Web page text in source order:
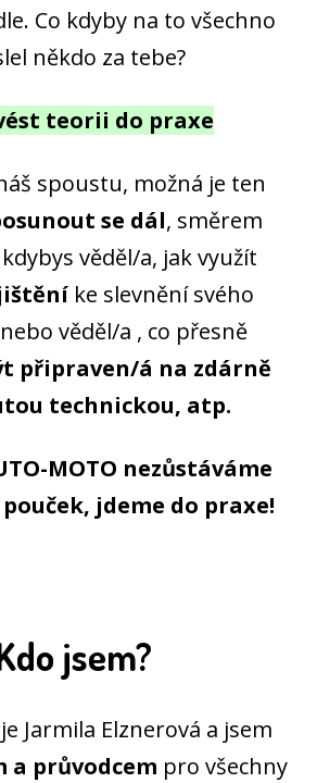
Co kdyby na to všechno
někdo za tebe?
teorii do praxe
spoustu, možná je ten
se dál, směrem
věděl/a, jak využít
ke slevnění svého
věděl/a , co přesně
připraven/á na zdárně
technickou, atp.
MOTO nezůstáváme
jdeme do praxe!
jsem?
Jarmila Elznerová a jsem
a průvodcem pro všechny